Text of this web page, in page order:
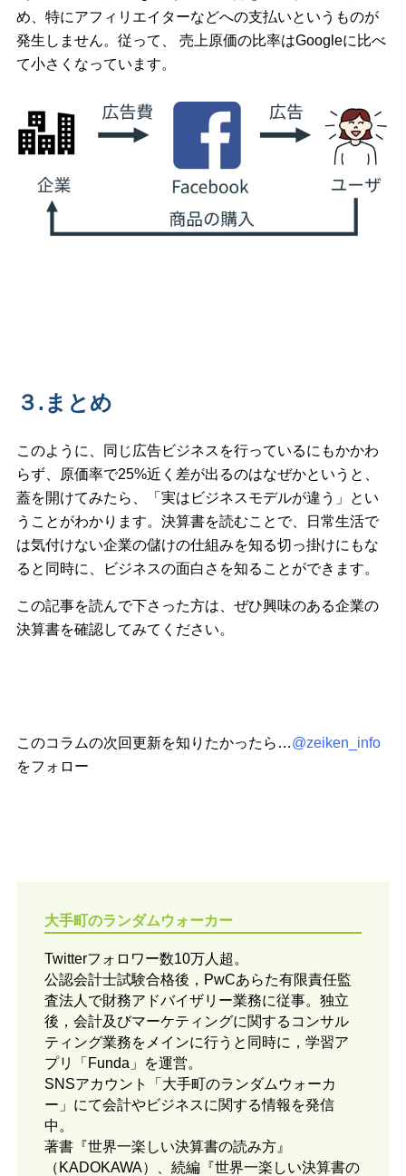
め、特にアフィリエイターなどへの支払いというものが
発生しません。従って、 売上原価の比率はGoogleに比べ
て小さくなっています。
３.まとめ
このように、同じ広告ビジネスを行っているにもかかわ
らず、原価率で25%近く差が出るのはなぜかというと、
蓋を開けてみたら、「実はビジネスモデルが違う」とい
うことがわかります。決算書を読むことで、日常生活で
は気付けない企業の儲けの仕組みを知る切っ掛けにもな
ると同時に、ビジネスの面白さを知ることができます。
この記事を読んで下さった方は、ぜひ興味のある企業の
決算書を確認してみてください。
このコラムの次回更新を知りたかったら…@zeiken_info
をフォロー
大手町のランダムウォーカー
Twitterフォロワー数10万人超。
公認会計士試験合格後，PwCあらた有限責任監
査法人で財務アドバイザリー業務に従事。独立
後，会計及びマーケティングに関するコンサル
ティング業務をメインに行うと同時に，学習ア
プリ「Funda」を運営。
SNSアカウント「大手町のランダムウォーカ
ー」にて会計やビジネスに関する情報を発信
中。
著書『世界一楽しい決算書の読み方』
（KADOKAWA）、続編『世界一楽しい決算書の